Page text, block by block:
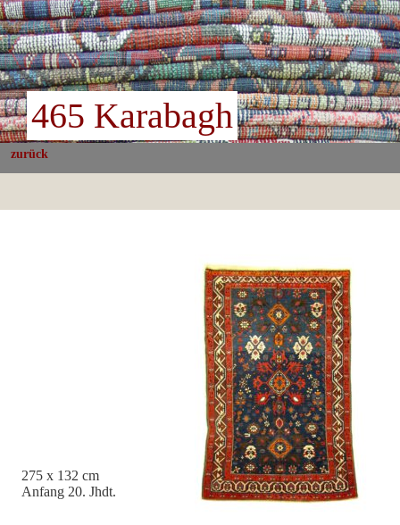
465 Karabagh
zurück
275 x 132 cm
Anfang 20. Jhdt.